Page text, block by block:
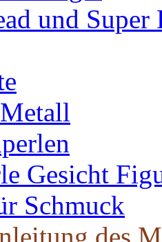
und Super
Gesicht
Schmuck
des